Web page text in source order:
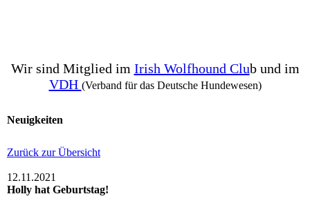
Wir sind Mitglied im Irish Wolfhound Club und im
VDH (Verband für das Deutsche Hundewesen)
Neuigkeiten
Zurück zur Übersicht
12.11.2021
Holly hat Geburtstag!